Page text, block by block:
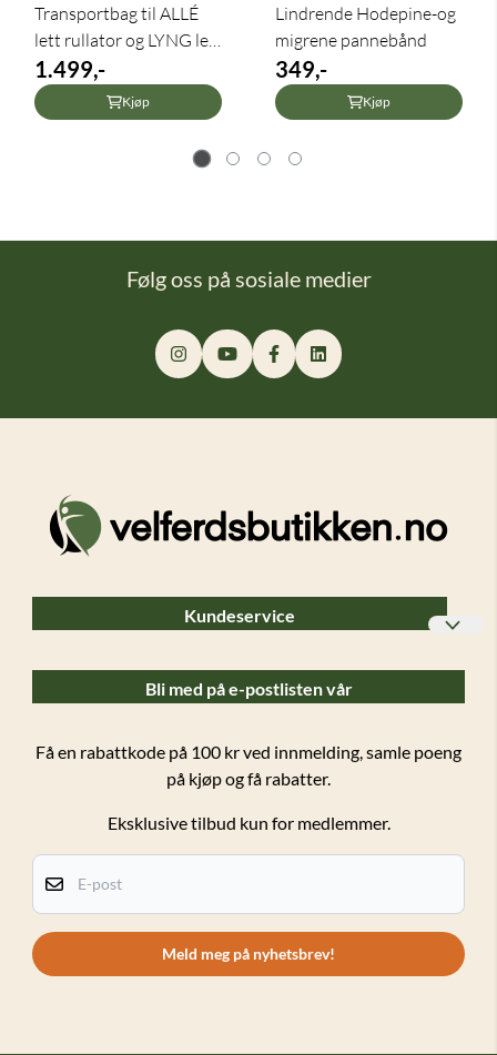
Transportbag til ALLÉ
lett rullator og LYNG lett
...
1.499,-
Kjøp
Lindrende Hodepine-og
migrene pannebånd
349,-
Kjøp
Følg oss på sosiale medier
Kundeservice
Ofte stilte spørsmål (FAQ)
Forsendelser og retur
Salgsbetingelser
Personvern
Kundeklubb
Bli med på e-postlisten vår
Få en rabattkode på 100 kr ved innmelding, samle poeng
på kjøp og få rabatter.
Eksklusive tilbud kun for medlemmer.
Meld meg på nyhetsbrev!